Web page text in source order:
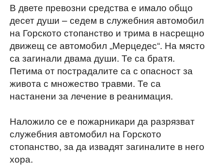
В двете превозни средства е имало общо
десет души – седем в служебния автомобил
на Горското стопанство и трима в насрещно
движещ се автомобил „Мерцедес“. На място
са загинали двама души. Те са братя.
Петима от пострадалите са с опасност за
живота с множество травми. Те са
настанени за лечение в реанимация.
Наложило се е пожарникари да разрязват
служебния автомобил на Горското
стопанство, за да извадят загиналите в него
хора.